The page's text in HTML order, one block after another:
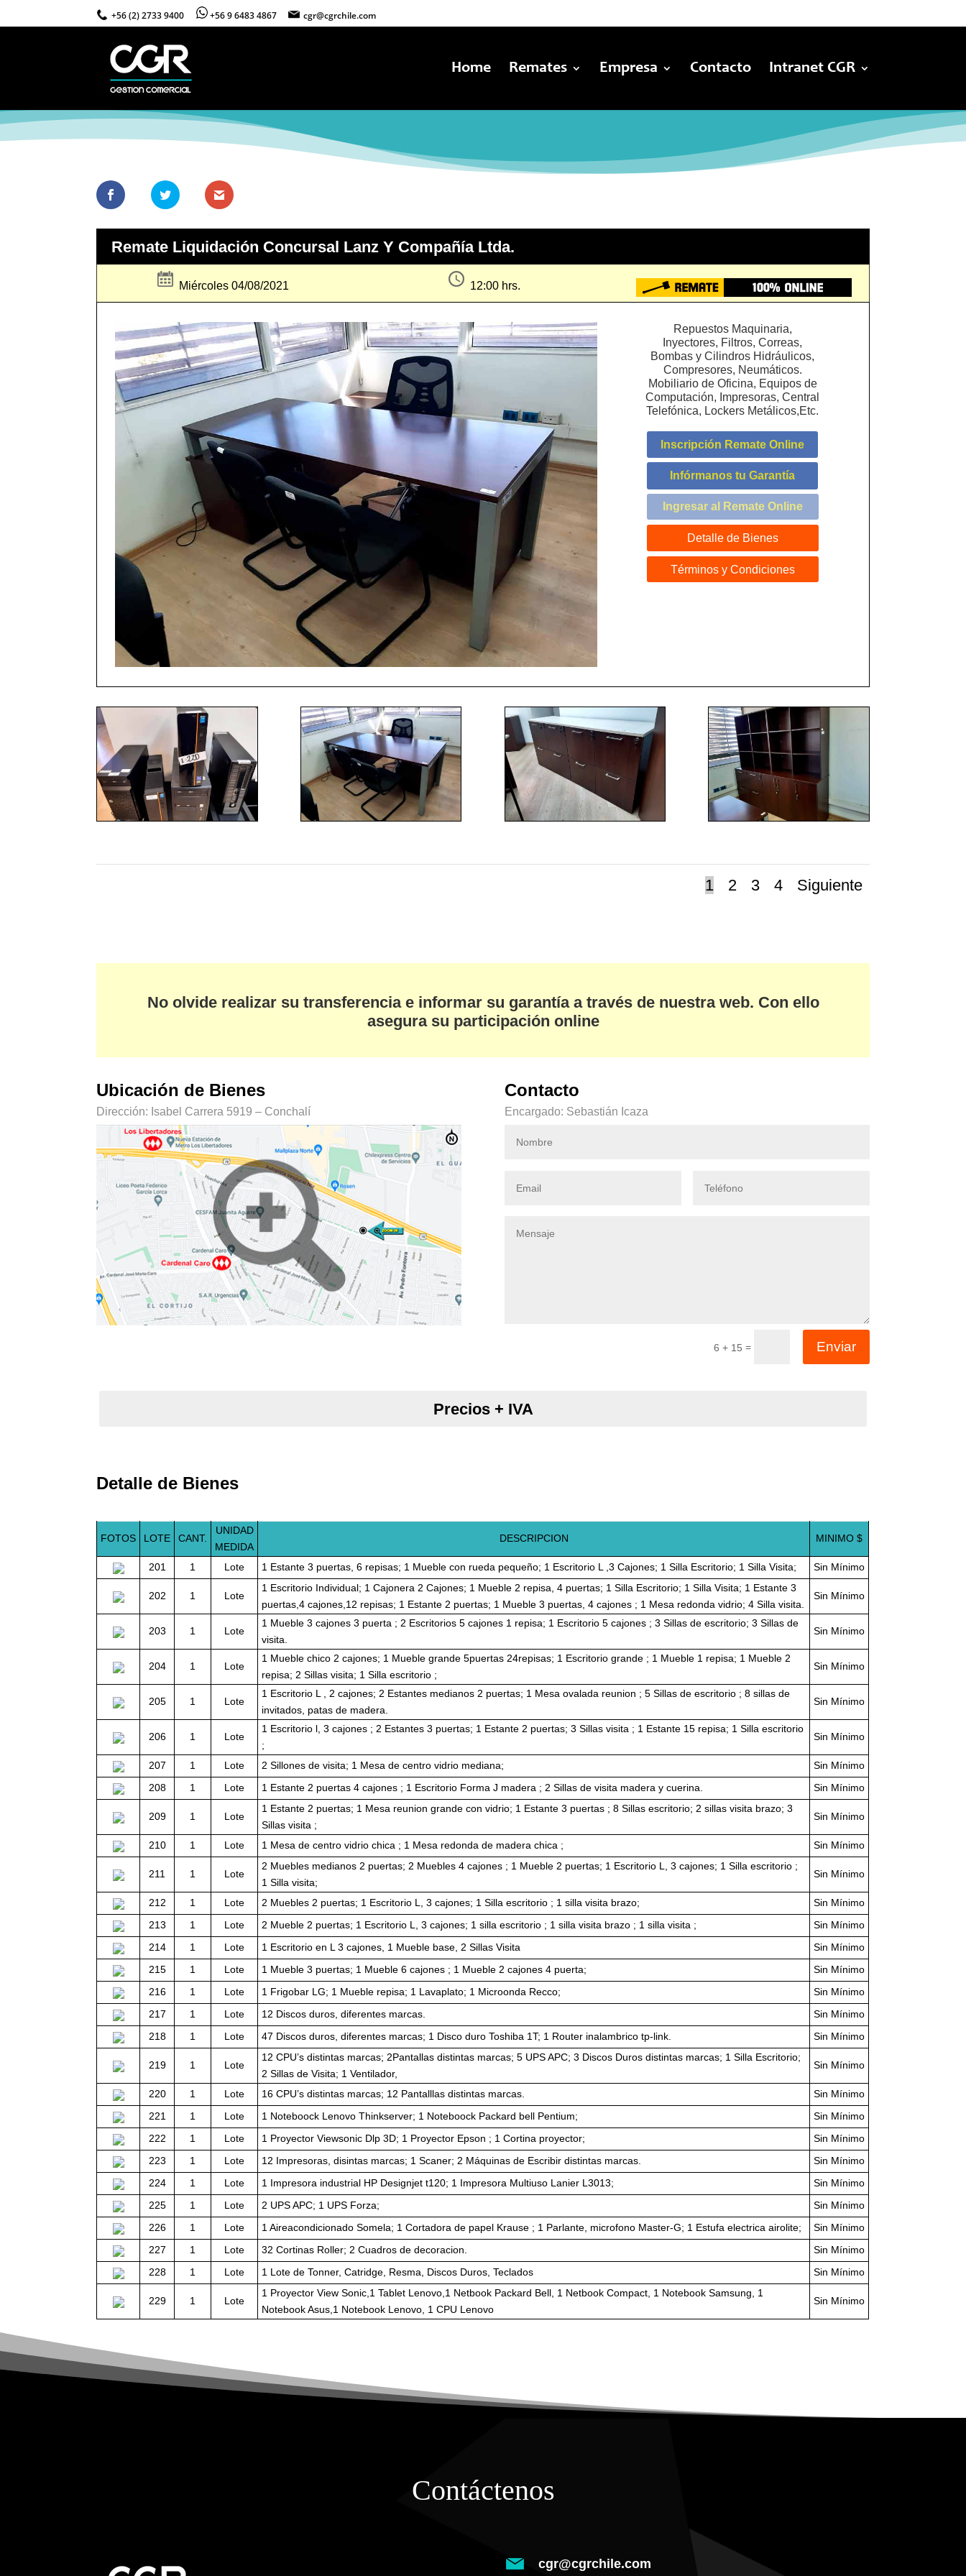
+56 (2) 2733 9400 +56 9 6483 4867 cgr@cgrchile.com
Home Remates Empresa Contacto Intranet CGR
Remate Liquidación Concursal Lanz Y Compañía Ltda.
Miércoles 04/08/2021 12:00 hrs.
Repuestos Maquinaria,
Inyectores, Filtros, Correas,
Bombas y Cilindros Hidráulicos,
Compresores, Neumáticos.
Mobiliario de Oficina, Equipos de
Computación, Impresoras, Central
Telefónica, Lockers Metálicos,Etc.
Inscripción Remate Online
Infórmanos tu Garantía
Ingresar al Remate Online
Detalle de Bienes
Términos y Condiciones
1 2 3 4 Siguiente
No olvide realizar su transferencia e informar su garantía a través de nuestra web. Con ello
asegura su participación online
Ubicación de Bienes
Dirección: Isabel Carrera 5919 – Conchalí
Contacto
Encargado: Sebastián Icaza
6 + 15 = Enviar
Precios + IVA
Detalle de Bienes
FOTOS LOTE CANT.
UNIDAD
MEDIDA
DESCRIPCION MINIMO $
201 1 Lote 1 Estante 3 puertas, 6 repisas; 1 Mueble con rueda pequeño; 1 Escritorio L ,3 Cajones; 1 Silla Escritorio; 1 Silla Visita; Sin Mínimo
202 1 Lote
1 Escritorio Individual; 1 Cajonera 2 Cajones; 1 Mueble 2 repisa, 4 puertas; 1 Silla Escritorio; 1 Silla Visita; 1 Estante 3
puertas,4 cajones,12 repisas; 1 Estante 2 puertas; 1 Mueble 3 puertas, 4 cajones ; 1 Mesa redonda vidrio; 4 Silla visita.
Sin Mínimo
203 1 Lote
1 Mueble 3 cajones 3 puerta ; 2 Escritorios 5 cajones 1 repisa; 1 Escritorio 5 cajones ; 3 Sillas de escritorio; 3 Sillas de
visita.
Sin Mínimo
204 1 Lote
1 Mueble chico 2 cajones; 1 Mueble grande 5puertas 24repisas; 1 Escritorio grande ; 1 Mueble 1 repisa; 1 Mueble 2
repisa; 2 Sillas visita; 1 Silla escritorio ;
Sin Mínimo
205 1 Lote
1 Escritorio L , 2 cajones; 2 Estantes medianos 2 puertas; 1 Mesa ovalada reunion ; 5 Sillas de escritorio ; 8 sillas de
invitados, patas de madera.
Sin Mínimo
206 1 Lote
1 Escritorio l, 3 cajones ; 2 Estantes 3 puertas; 1 Estante 2 puertas; 3 Sillas visita ; 1 Estante 15 repisa; 1 Silla escritorio
;
Sin Mínimo
207 1 Lote 2 Sillones de visita; 1 Mesa de centro vidrio mediana;
Sin Mínimo
208
1 Lote 1 Estante 2 puertas 4 cajones ; 1 Escritorio Forma J madera ; 2 Sillas de visita madera y cuerina. Sin Mínimo
209 1 Lote
1 Estante 2 puertas; 1 Mesa reunion grande con vidrio; 1 Estante 3 puertas ; 8 Sillas escritorio; 2 sillas visita brazo; 3
Sillas visita ;
Sin Mínimo
210 1 Lote 1 Mesa de centro vidrio chica ; 1 Mesa redonda de madera chica ; Sin Mínimo
211 1 Lote
2 Muebles medianos 2 puertas; 2 Muebles 4 cajones ; 1 Mueble 2 puertas; 1 Escritorio L, 3 cajones; 1 Silla escritorio ;
1 Silla visita;
Sin Mínimo
212 1 Lote 2 Muebles 2 puertas; 1 Escritorio L, 3 cajones; 1 Silla escritorio ; 1 silla visita brazo;
Sin Mínimo
213
1 Lote 2 Mueble 2 puertas; 1 Escritorio L, 3 cajones; 1 silla escritorio ; 1 silla visita brazo ; 1 silla visita ;
Sin Mínimo
214
1 Lote 1 Escritorio en L 3 cajones, 1 Mueble base, 2 Sillas Visita
Sin Mínimo
215
1 Lote 1 Mueble 3 puertas; 1 Mueble 6 cajones ; 1 Mueble 2 cajones 4 puerta;
Sin Mínimo
216
1 Lote 1 Frigobar LG; 1 Mueble repisa; 1 Lavaplato; 1 Microonda Recco;
Sin Mínimo
217
1 Lote 12 Discos duros, diferentes marcas.
Sin Mínimo
218
1 Lote 47 Discos duros, diferentes marcas; 1 Disco duro Toshiba 1T; 1 Router inalambrico tp-link. Sin Mínimo
219 1 Lote
12 CPU’s distintas marcas; 2Pantallas distintas marcas; 5 UPS APC; 3 Discos Duros distintas marcas; 1 Silla Escritorio;
2 Sillas de Visita; 1 Ventilador,
Sin Mínimo
220 1 Lote 16 CPU’s distintas marcas; 12 Pantalllas distintas marcas.
Sin Mínimo
221
1 Lote 1 Noteboock Lenovo Thinkserver; 1 Noteboock Packard bell Pentium;
Sin Mínimo
222
1 Lote 1 Proyector Viewsonic Dlp 3D; 1 Proyector Epson ; 1 Cortina proyector;
Sin Mínimo
223
1 Lote 12 Impresoras, disintas marcas; 1 Scaner; 2 Máquinas de Escribir distintas marcas.
Sin Mínimo
224
1 Lote 1 Impresora industrial HP Designjet t120; 1 Impresora Multiuso Lanier L3013;
Sin Mínimo
225
1 Lote 2 UPS APC; 1 UPS Forza;
Sin Mínimo
226
1 Lote 1 Aireacondicionado Somela; 1 Cortadora de papel Krause ; 1 Parlante, microfono Master-G; 1 Estufa electrica airolite;
Sin Mínimo
227
1 Lote 32 Cortinas Roller; 2 Cuadros de decoracion.
Sin Mínimo
228
1 Lote 1 Lote de Tonner, Catridge, Resma, Discos Duros, Teclados Sin Mínimo
229 1 Lote
1 Proyector View Sonic,1 Tablet Lenovo,1 Netbook Packard Bell, 1 Netbook Compact, 1 Notebook Samsung, 1
Notebook Asus,1 Notebook Lenovo, 1 CPU Lenovo
Sin Mínimo
Contáctenos
cgr@cgrchile.com